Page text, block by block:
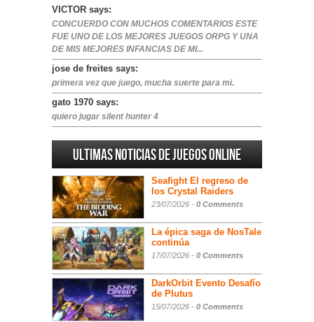
VICTOR says:
CONCUERDO CON MUCHOS COMENTARIOS ESTE
FUE UNO DE LOS MEJORES JUEGOS ORPG Y UNA
DE MIS MEJORES INFANCIAS DE MI...
jose de freites says:
primera vez que juego, mucha suerte para mi.
gato 1970 says:
quiero jugar silent hunter 4
Ultimas noticias de juegos online
Seafight El regreso de
los Crystal Raiders
23/07/2026 - 0 Comments
La épica saga de NosTale
continúa
17/07/2026 - 0 Comments
DarkOrbit Evento Desafío
de Plutus
15/07/2026 - 0 Comments